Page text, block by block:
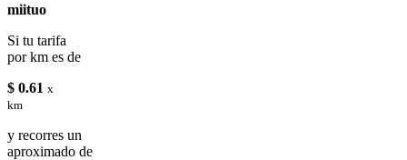
miituo
Si tu tarifa
por km es de
$ 0.61 x
km
y recorres un
aproximado de